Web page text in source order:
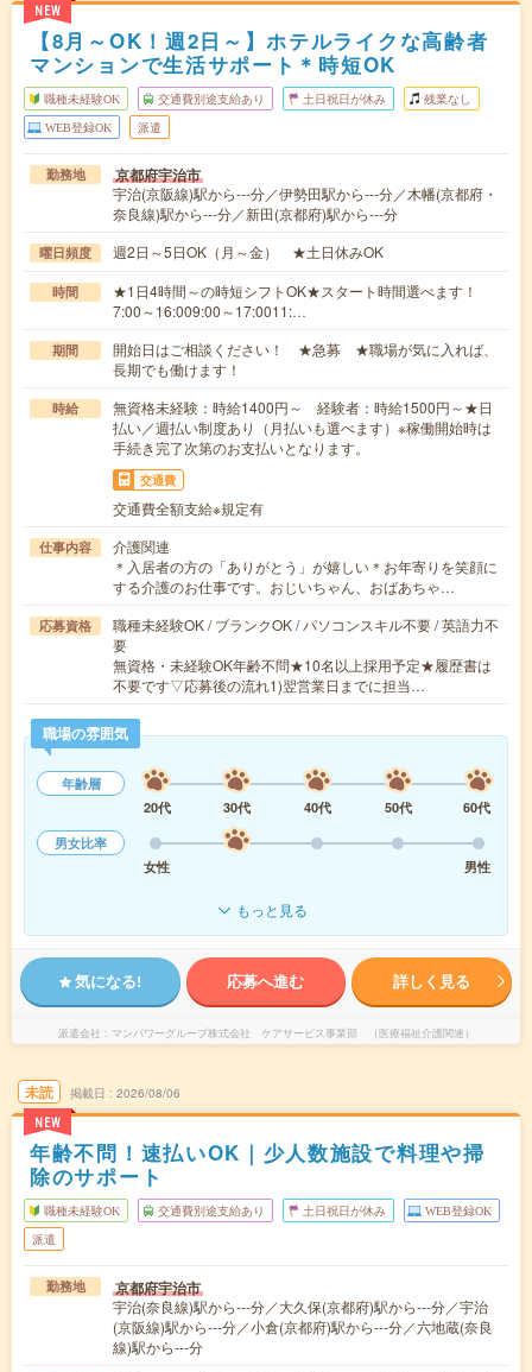
NEW
【8月～OK！週2日～】ホテルライクな高齢者
マンションで生活サポート＊時短OK
職種未経験OK 交通費別途支給あり 土日祝日が休み 残業なし
WEB登録OK 派遣
勤務地 京都府宇治市
宇治(京阪線)駅から---分／伊勢田駅から---分／木幡(京都府・
奈良線)駅から---分／新田(京都府)駅から---分
曜日頻度 週2日～5日OK（月～金） ★土日休みOK
時間
★1日4時間～の時短シフトOK★スタート時間選べます！
7:00～16:009:00～17:0011:…
期間
開始日はご相談ください！ ★急募 ★職場が気に入れば、
長期でも働けます！
時給
無資格未経験：時給1400円～ 経験者：時給1500円～★日
払い／週払い制度あり（月払いも選べます）※稼働開始時は
手続き完了次第のお支払いとなります。
交通費
交通費全額支給※規定有
仕事内容
介護関連
＊入居者の方の「ありがとう」が嬉しい＊お年寄りを笑顔に
する介護のお仕事です。おじいちゃん、おばあちゃ…
応募資格
職種未経験OK / ブランクOK / パソコンスキル不要 / 英語力不
要
無資格・未経験OK年齢不問★10名以上採用予定★履歴書は
不要です▽応募後の流れ1)翌営業日までに担当…
職場の雰囲気
年齢層
20代
30代 40代 50代
60代
男女比率
女性
男性
もっと見る
気になる! 応募へ進む 詳しく見る
派遣会社 マンパワーグループ株式会社 ケアサービス事業部 （医療福祉介護関連）
未読
NEW
掲載日 2026/08/06
年齢不問！速払いOK｜少人数施設で料理や掃
除のサポート
職種未経験OK 交通費別途支給あり 土日祝日が休み WEB登録OK
派遣
勤務地 京都府宇治市
宇治(奈良線)駅から---分／大久保(京都府)駅から---分／宇治
(京阪線)駅から---分／小倉(京都府)駅から---分／六地蔵(奈良
線)駅から---分